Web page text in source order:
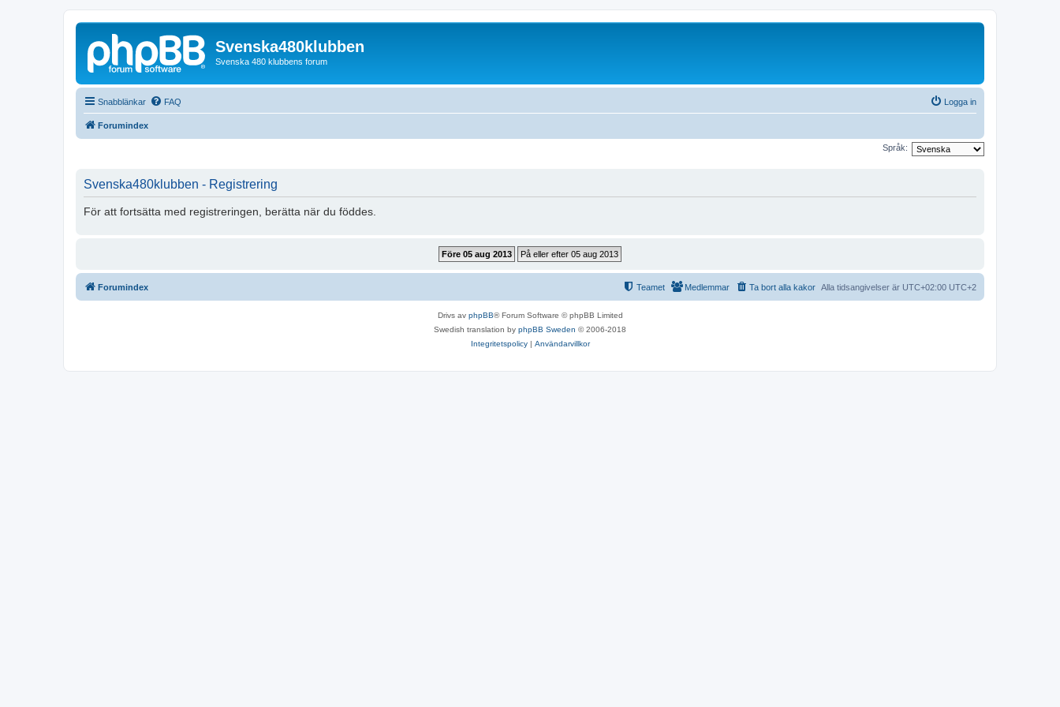
Svenska480klubben
Svenska 480 klubbens forum
Snabblänkar FAQ Logga in
Forumindex
Språk:
Svenska480klubben - Registrering
För att fortsätta med registreringen, berätta när du föddes.
Forumindex Alla tidsangivelser är UTC+02:00 UTC+2
Ta bort alla kakor
Medlemmar
Teamet
Drivs av phpBB® Forum Software © phpBB Limited
Swedish translation by phpBB Sweden © 2006-2018
Integritetspolicy| Användarvillkor